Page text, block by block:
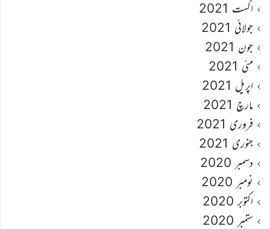
اگست 2021
جولائی 2021
جون 2021
مئی 2021
اپریل 2021
مارچ 2021
فروری 2021
جنوری 2021
دسمبر 2020
نومبر 2020
اکتوبر 2020
ستمبر 2020